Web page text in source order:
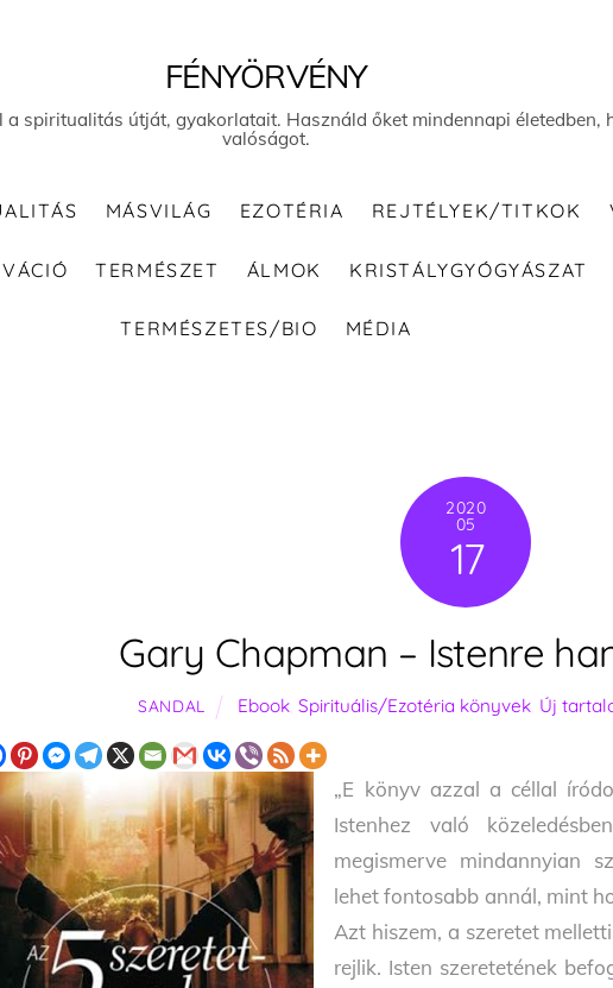
FÉNYÖRVÉNY
a spiritualitás útját, gyakorlatait. Használd őket mindennapi életedben,
valóságot.
MÁSVILÁG EZOTÉRIA REJTÉLYEK/TITKOK
TERMÉSZET ÁLMOK KRISTÁLYGYÓGYÁSZAT
TERMÉSZETES/BIO MÉDIA
2020
05
17
Gary Chapman – Istenre
SANDAL Ebook, Spirituális/Ezotéria könyvek, Új
„E könyv azzal a céllal
Istenhez való
megismerve mindannyian
lehet fontosabb annál, mint
Azt hiszem, a szeretet
rejlik. Isten szeretetének